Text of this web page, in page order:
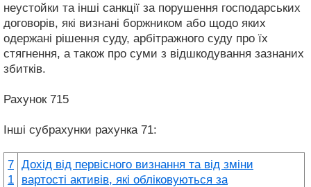
неустойки та інші санкції за порушення господарських
договорів, які визнані боржником або щодо яких
одержані рішення суду, арбітражного суду про їх
стягнення, а також про суми з відшкодування зазнаних
збитків.
Рахунок 715
Інші субрахунки рахунка 71:
7
1
Дохід від первісного визнання та від зміни
вартості активів, які обліковуються за